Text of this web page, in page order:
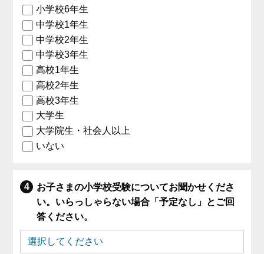
小学校6年生
中学校1年生
中学校2年生
中学校3年生
高校1年生
高校2年生
高校3年生
大学生
大学院生・社会人以上
いない
お子さまの小学校受験についてお聞かせくださ
い。いらっしゃらない場合「予定なし」とご回
答ください。